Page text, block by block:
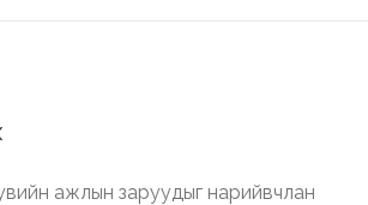
ажлын заруудыг нарийвчлан